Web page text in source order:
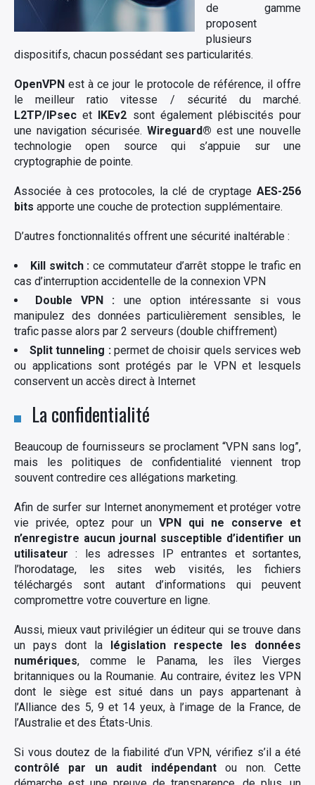
de gamme
proposent
plusieurs
dispositifs, chacun possédant ses particularités.
OpenVPN est à ce jour le protocole de référence, il offre
le meilleur ratio vitesse / sécurité du marché.
L2TP/IPsec et IKEv2 sont également plébiscités pour
une navigation sécurisée. Wireguard® est une nouvelle
technologie open source qui s’appuie sur une
cryptographie de pointe.
Associée à ces protocoles, la clé de cryptage AES-256
bits apporte une couche de protection supplémentaire.
D’autres fonctionnalités offrent une sécurité inaltérable :
Kill switch : ce commutateur d’arrêt stoppe le trafic en
cas d’interruption accidentelle de la connexion VPN
Double VPN : une option intéressante si vous
manipulez des données particulièrement sensibles, le
trafic passe alors par 2 serveurs (double chiffrement)
Split tunneling :permet de choisir quels services web
ou applications sont protégés par le VPN et lesquels
conservent un accès direct à Internet
La confidentialité
Beaucoup de fournisseurs se proclament “VPN sans log”,
mais les politiques de confidentialité viennent trop
souvent contredire ces allégations marketing.
Afin de surfer sur Internet anonymement et protéger votre
vie privée, optez pour un VPN qui ne conserve et
n’enregistre aucun journal susceptible d’identifier un
utilisateur : les adresses IP entrantes et sortantes,
l’horodatage, les sites web visités, les fichiers
téléchargés sont autant d’informations qui peuvent
compromettre votre couverture en ligne.
Aussi, mieux vaut privilégier un éditeur qui se trouve dans
un pays dont la législation respecte les données
numériques, comme le Panama, les îles Vierges
britanniques ou la Roumanie. Au contraire, évitez les VPN
dont le siège est situé dans un pays appartenant à
l’Alliance des 5, 9 et 14 yeux, à l’image de la France, de
l’Australie et des États-Unis.
Si vous doutez de la fiabilité d’un VPN, vérifiez s’il a été
contrôlé par un audit indépendantou non. Cette